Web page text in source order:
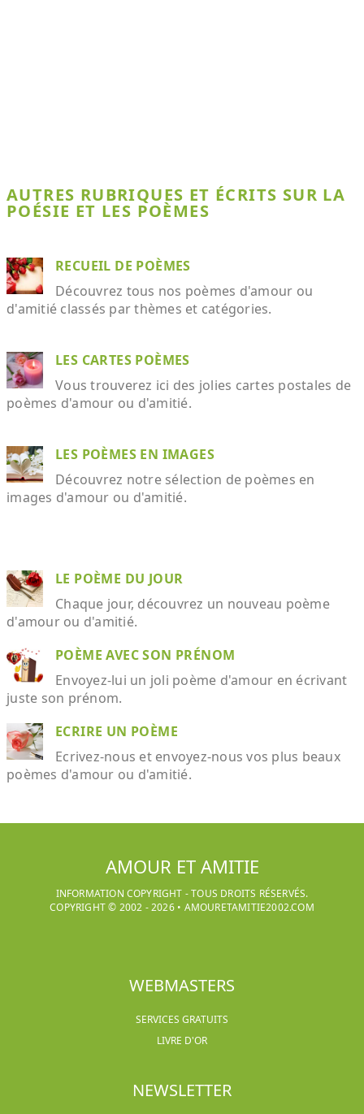
AUTRES RUBRIQUES ET ÉCRITS SUR LA
POÉSIE ET LES POÈMES
RECUEIL DE POÈMES
Découvrez tous nos poèmes d'amour ou
d'amitié classés par thèmes et catégories.
LES CARTES POÈMES
Vous trouverez ici des jolies cartes postales de
poèmes d'amour ou d'amitié.
LES POÈMES EN IMAGES
Découvrez notre sélection de poèmes en
images d'amour ou d'amitié.
LE POÈME DU JOUR
Chaque jour, découvrez un nouveau poème
d'amour ou d'amitié.
POÈME AVEC SON PRÉNOM
Envoyez-lui un joli poème d'amour en écrivant
juste son prénom.
ECRIRE UN POÈME
Ecrivez-nous et envoyez-nous vos plus beaux
poèmes d'amour ou d'amitié.
AMOUR ET AMITIE
INFORMATION COPYRIGHT - TOUS DROITS RÉSERVÉS.
COPYRIGHT © 2002 -2026• AMOURETAMITIE2002.COM
WEBMASTERS
SERVICES GRATUITS
LIVRE D'OR
NEWSLETTER